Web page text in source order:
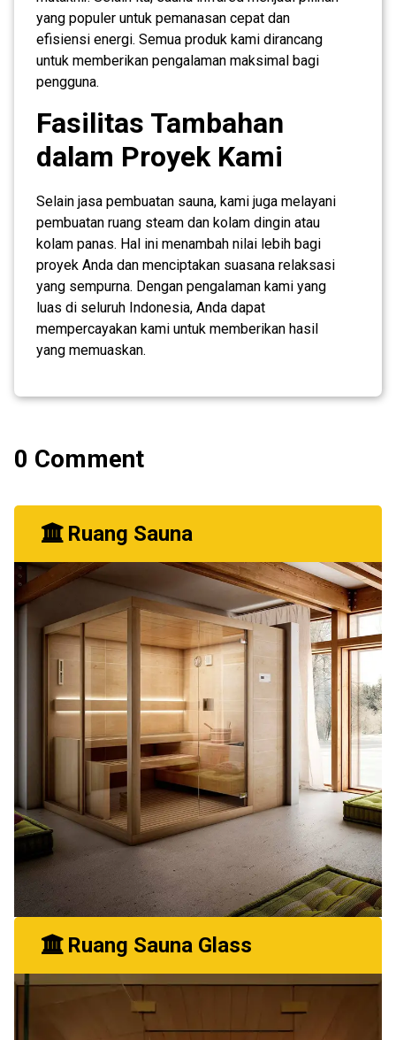
yang populer untuk pemanasan cepat dan
efisiensi energi. Semua produk kami dirancang
untuk memberikan pengalaman maksimal bagi
pengguna.
Fasilitas Tambahan
dalam Proyek Kami
Selain jasa pembuatan sauna, kami juga melayani
pembuatan ruang steam dan kolam dingin atau
kolam panas. Hal ini menambah nilai lebih bagi
proyek Anda dan menciptakan suasana relaksasi
yang sempurna. Dengan pengalaman kami yang
luas di seluruh Indonesia, Anda dapat
mempercayakan kami untuk memberikan hasil
yang memuaskan.
0 Comment
Ruang Sauna
Ruang Sauna Glass